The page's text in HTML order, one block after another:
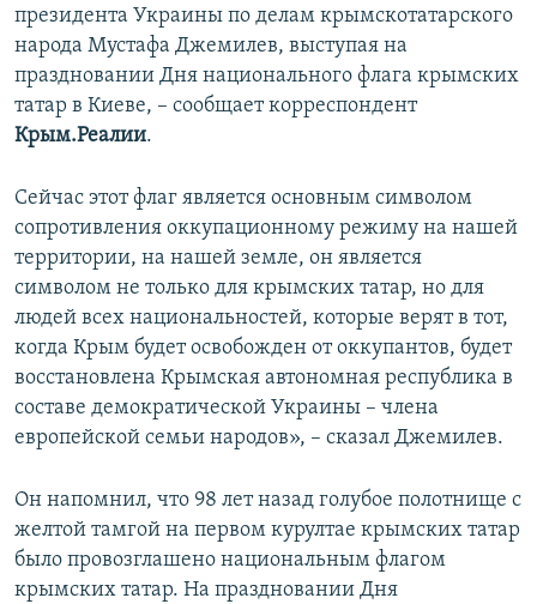
президента Украины по делам крымскотатарского
народа Мустафа Джемилев, выступая на
праздновании Дня национального флага крымских
татар в Киеве, – сообщает корреспондент
Крым.Реалии.
Сейчас этот флаг является основным символом
сопротивления оккупационному режиму на нашей
территории, на нашей земле, он является
символом не только для крымских татар, но для
людей всех национальностей, которые верят в тот,
когда Крым будет освобожден от оккупантов, будет
восстановлена Крымская автономная республика в
составе демократической Украины – члена
европейской семьи народов», – сказал Джемилев.
Он напомнил, что 98 лет назад голубое полотнище с
желтой тамгой на первом курултае крымских татар
было провозглашено национальным флагом
крымских татар. На праздновании Дня